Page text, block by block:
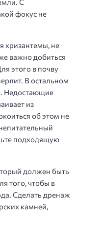
С
фокус не
хризантемы, не
важно добиться
этого в почву
В остальном
Недостающие
из
об этом не
подходящую
должен быть
того, чтобы в
Сделать дренаж
камней,